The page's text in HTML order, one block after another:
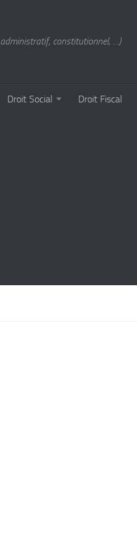
constitutionnel, …)
Droit Social Droit Fiscal